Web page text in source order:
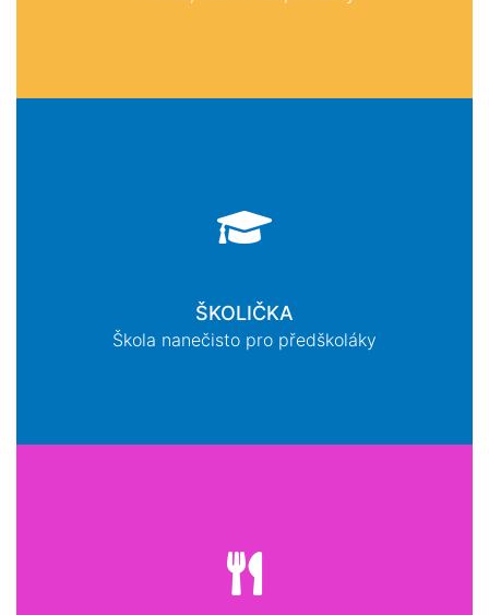
ŠKOLIČKA
Škola nanečisto pro předškoláky